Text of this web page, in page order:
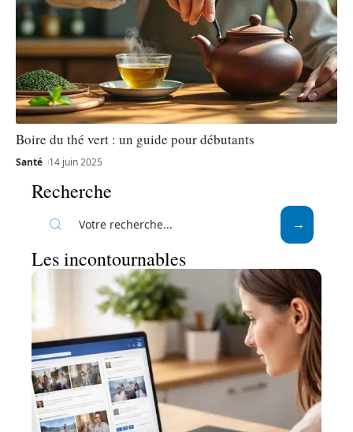
Boire du thé vert : un guide pour débutants
Santé 14 juin 2025
Recherche
Les incontournables